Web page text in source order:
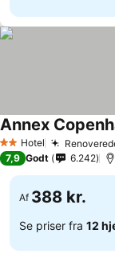
2 Stjerner
Hotel
Annex
7,9 Godt 6.242
Af 388 kr.
Se priser fra 12